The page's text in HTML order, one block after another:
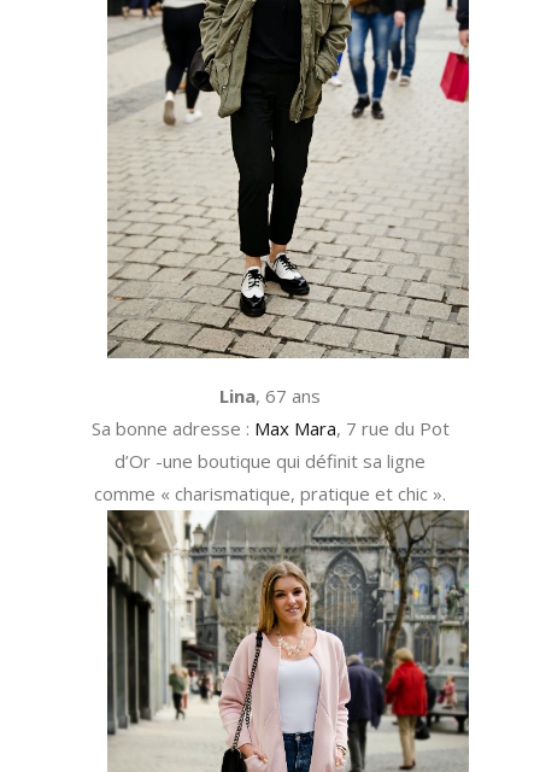
Lina, 67 ans
Sa bonne adresse : Max Mara, 7 rue du Pot
d’Or -une boutique qui définit sa ligne
comme « charismatique, pratique et chic ».